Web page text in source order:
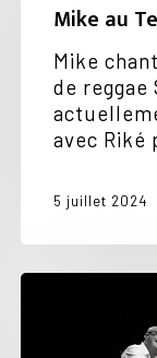
Mike au
Mike
de reggae
avec
5 juillet 2024
Joyeux